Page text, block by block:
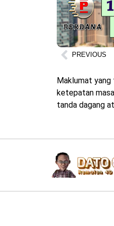
PREVIOUS
Maklumat yang
ketepatan
tanda dagang